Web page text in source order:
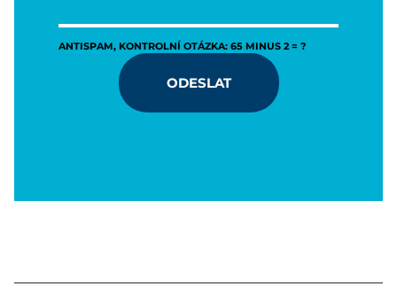
ANTISPAM, KONTROLNÍ OTÁZKA: 65 MINUS 2 = ?
ODESLAT